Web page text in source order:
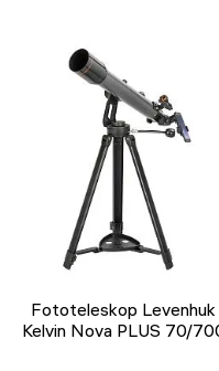
Fototeleskop Levenhuk
Kelvin Nova PLUS 70/